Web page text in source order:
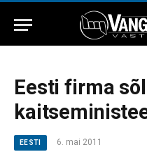
Eesti firma
EESTI 6. mai 2011